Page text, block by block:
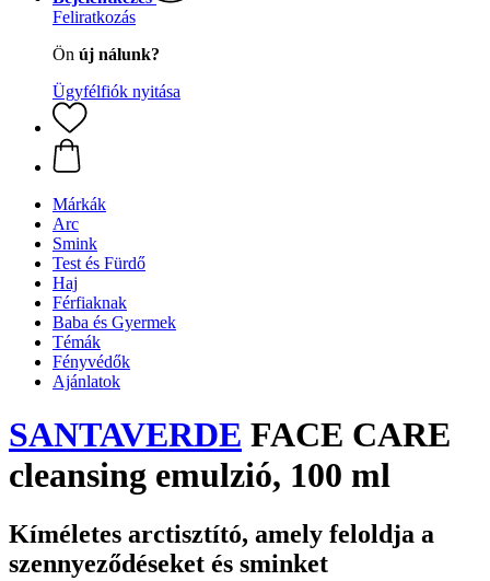
Feliratkozás
Ön új nálunk?
Ügyfélfiók nyitása
Márkák
Arc
Smink
Test és Fürdő
Haj
Férfiaknak
Baba és Gyermek
Témák
Fényvédők
Ajánlatok
SANTAVERDE FACE CARE
cleansing emulzió, 100 ml
Kíméletes arctisztító, amely feloldja a
szennyeződéseket és sminket